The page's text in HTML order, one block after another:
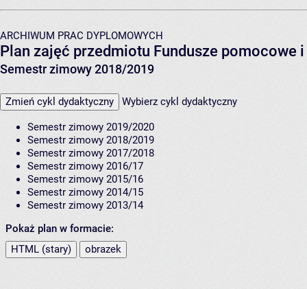
ARCHIWUM PRAC DYPLOMOWYCH
Plan zajęć przedmiotu Fundusze pomocowe i
Semestr zimowy 2018/2019
Zmień cykl dydaktyczny Wybierz cykl dydaktyczny
Semestr zimowy 2019/2020
Semestr zimowy 2018/2019
Semestr zimowy 2017/2018
Semestr zimowy 2016/17
Semestr zimowy 2015/16
Semestr zimowy 2014/15
Semestr zimowy 2013/14
Pokaż plan w formacie:
HTML (stary)
obrazek